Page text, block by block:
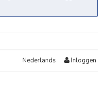
Nederlands Inloggen